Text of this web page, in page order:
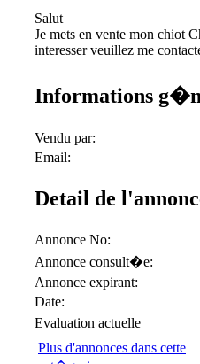
Salut
Je mets en vente mon chiot
interesser veuillez me
Informations
Vendu par:
Email:
Detail de
Annonce No:
Annonce consult�e:
Annonce expirant:
Date:
Evaluation actuelle
Plus d'annonces dans cette